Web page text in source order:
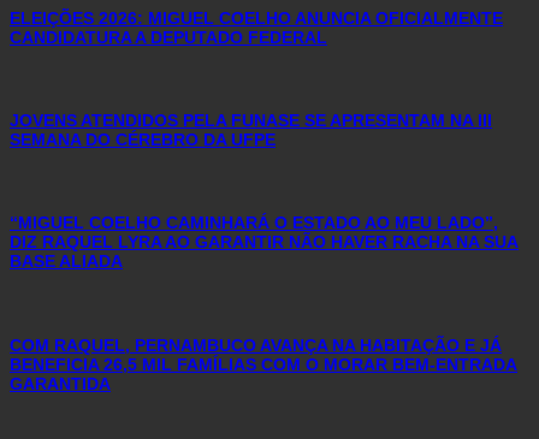
ELEIÇÕES 2026: MIGUEL COELHO ANUNCIA OFICIALMENTE
CANDIDATURA A DEPUTADO FEDERAL
JOVENS ATENDIDOS PELA FUNASE SE APRESENTAM NA III
SEMANA DO CÉREBRO DA UFPE
“MIGUEL COELHO CAMINHARÁ O ESTADO AO MEU LADO”,
DIZ RAQUEL LYRA AO GARANTIR NÃO HAVER RACHA NA SUA
BASE ALIADA
COM RAQUEL, PERNAMBUCO AVANÇA NA HABITAÇÃO E JÁ
BENEFICIA 26,5 MIL FAMÍLIAS COM O MORAR BEM-ENTRADA
GARANTIDA